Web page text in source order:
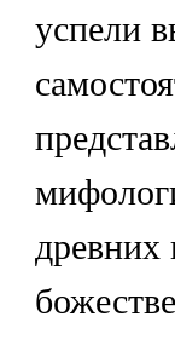
успели
древних